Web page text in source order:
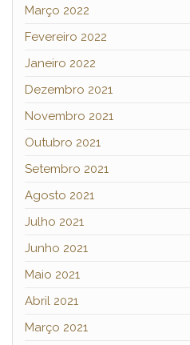
Março 2022
Fevereiro 2022
Janeiro 2022
Dezembro 2021
Novembro 2021
Outubro 2021
Setembro 2021
Agosto 2021
Julho 2021
Junho 2021
Maio 2021
Abril 2021
Março 2021